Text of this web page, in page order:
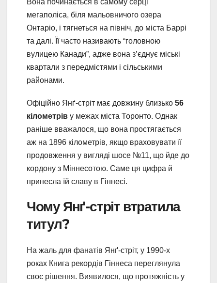
Вона починається в самому серці
мегаполіса, біля мальовничого озера
Онтаріо, і тягнеться на північ, до міста Баррі
та далі. Її часто називають “головною
вулицею Канади”, адже вона з’єднує міські
квартали з передмістями і сільськими
районами.
Офіційно Янґ-стріт має довжину близько 56
кілометрів у межах міста Торонто. Однак
раніше вважалося, що вона простягається
аж на 1896 кілометрів, якщо враховувати її
продовження у вигляді шосе №11, що йде до
кордону з Міннесотою. Саме ця цифра й
принесла їй славу в Гіннесі.
Чому Янґ-стріт втратила
титул?
На жаль для фанатів Янґ-стріт, у 1990-х
роках Книга рекордів Гіннеса переглянула
своє рішення. Виявилося, що протяжність у